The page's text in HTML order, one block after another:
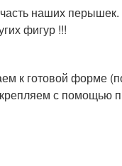
наших
фигур !!!
к готовой форме
с помощью